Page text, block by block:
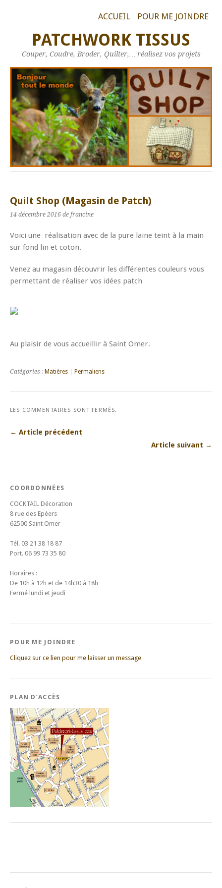
ACCUEIL POUR ME JOINDRE
PATCHWORK TISSUS
Couper, Coudre, Broder, Quilter,… réalisez vos projets
Quilt Shop (Magasin de Patch)
14 décembre 2016 de francine
Voici une réalisation avec de la pure laine teint à la main
sur fond lin et coton.
Venez au magasin découvrir les différentes couleurs vous
permettant de réaliser vos idées patch
Au plaisir de vous accueillir à Saint Omer.
Catégories : Matières Permaliens
LES COMMENTAIRES SONT FERMÉS.
← Article précédent
Article suivant →
COORDONNÉES
COCKTAIL Décoration
8 rue des Epéers
62500 Saint Omer
Tél. 03 21 38 18 87
Port. 06 99 73 35 80
Horaires :
De 10h à 12h et de 14h30 à 18h
Fermé lundi et jeudi
POUR ME JOINDRE
Cliquez sur ce lien pour me laisser un message
PLAN D’ACCÈS